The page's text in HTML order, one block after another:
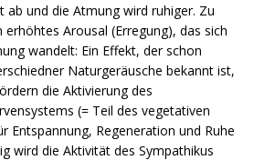
ab und die Atmung wird ruhiger. Zu
erhöhtes Arousal (Erregung), das sich
wandelt: Ein Effekt, der schon
Naturgeräusche bekannt ist,
die Aktivierung des
(= Teil des vegetativen
Entspannung, Regeneration und Ruhe
wird die Aktivität des Sympathikus